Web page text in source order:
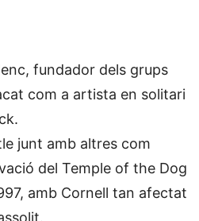
fundador dels grups
com a artista en solitari
junt amb altres com
del Temple of the Dog
amb Cornell tan afectat